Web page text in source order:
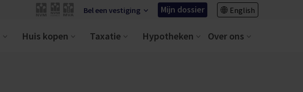
Bel een vestiging Mijn dossier English
Huis kopen Taxatie Hypotheken Over ons